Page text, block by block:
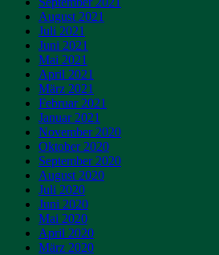
August 2021
Juli 2021
Juni 2021
Mai 2021
April 2021
März 2021
Februar 2021
Januar 2021
November 2020
Oktober 2020
September 2020
August 2020
Juli 2020
Juni 2020
Mai 2020
April 2020
März 2020